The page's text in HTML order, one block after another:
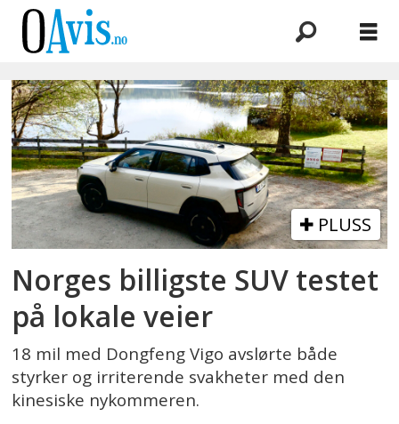
Emne:
elbil
PLUSS
Norges billigste SUV testet
på lokale veier
18 mil med Dongfeng Vigo avslørte både
styrker og irriterende svakheter med den
kinesiske nykommeren.